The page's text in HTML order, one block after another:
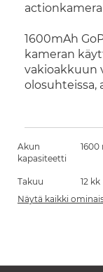
1600mAh
kameran
vakioakkuun
olosuhteissa,
Akun
kapasiteetti
1600
Takuu
12 kk
Näytä kaikki